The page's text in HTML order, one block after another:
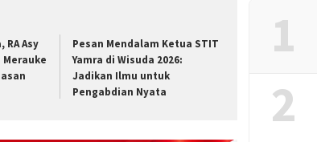
RA Asy
Merauke
Pesan Mendalam Ketua STIT
Yamra di Wisuda 2026:
Jadikan Ilmu untuk
Pengabdian Nyata
1
2